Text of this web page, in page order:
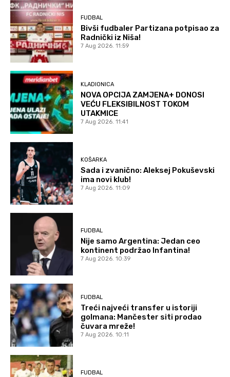
FUDBAL
Bivši fudbaler Partizana potpisao za
Radnički iz Niša!
7 Aug 2026. 11:59
KLADIONICA
NOVA OPCIJA ZAMJENA+ DONOSI
VEĆU FLEKSIBILNOST TOKOM
UTAKMICE
7 Aug 2026. 11:41
KOŠARKA
Sada i zvanično: Aleksej Pokuševski
ima novi klub!
7 Aug 2026. 11:09
FUDBAL
Nije samo Argentina: Jedan ceo
kontinent podržao Infantina!
7 Aug 2026. 10:39
FUDBAL
Treći najveći transfer u istoriji
golmana: Mančester siti prodao
čuvara mreže!
7 Aug 2026. 10:11
FUDBAL